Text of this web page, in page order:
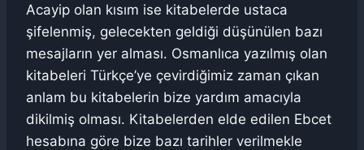
Acayip olan kısım ise kitabelerde ustaca
şifelenmiş, gelecekten geldiği düşünülen bazı
mesajların yer alması. Osmanlıca yazılmış olan
kitabeleri Türkçe’ye çevirdiğimiz zaman çıkan
anlam bu kitabelerin bize yardım amacıyla
dikilmiş olması. Kitabelerden elde edilen Ebcet
hesabına göre bize bazı tarihler verilmekle